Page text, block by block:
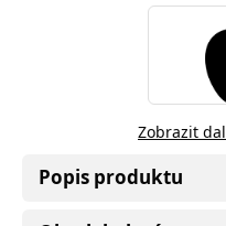
Zobrazit
Popis produktu